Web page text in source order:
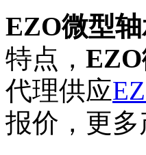
EZO微型
特点，
代理供应
报价，更